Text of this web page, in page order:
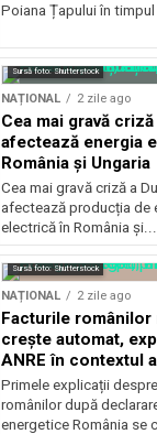
Poiana Țapului în timpul
Sursă foto: Shutterstock
NAȚIONAL 2 zile ago
Cea mai gravă
afectează energia
România și Ungaria
Cea mai gravă criză a
afectează producția de
electrică în România și...
Sursă foto: Shutterstock
NAȚIONAL 2 zile ago
Facturile românilor
crește automat,
ANRE în contextul
energetice
Primele explicații
românilor după
energetice România se